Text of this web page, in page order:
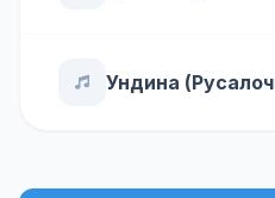
Ундина